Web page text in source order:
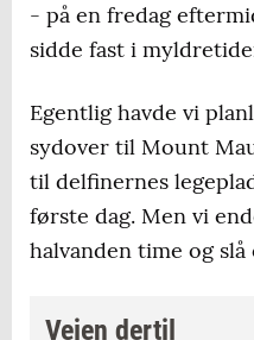
- på en fredag
sidde fast i
Egentlig havde vi
sydover til Mount
til delfinernes
første dag. Men vi
halvanden time og
Vejen dertil